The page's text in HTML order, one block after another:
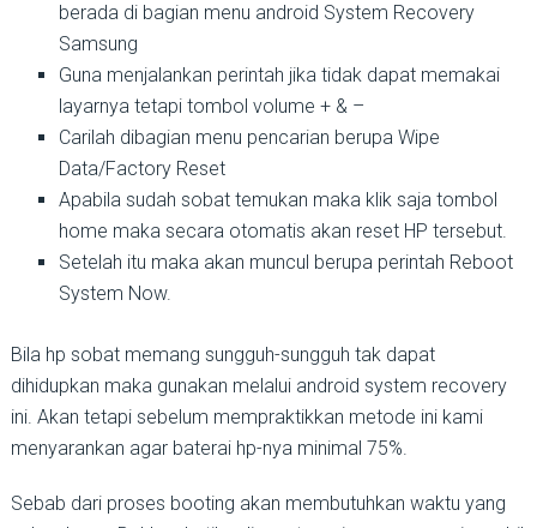
berada di bagian menu android System Recovery
Samsung
Guna menjalankan perintah jika tidak dapat memakai
layarnya tetapi tombol volume + & –
Carilah dibagian menu pencarian berupa Wipe
Data/Factory Reset
Apabila sudah sobat temukan maka klik saja tombol
home maka secara otomatis akan reset HP tersebut.
Setelah itu maka akan muncul berupa perintah Reboot
System Now.
Bila hp sobat memang sungguh-sungguh tak dapat
dihidupkan maka gunakan melalui android system recovery
ini. Akan tetapi sebelum mempraktikkan metode ini kami
menyarankan agar baterai hp-nya minimal 75%.
Sebab dari proses booting akan membutuhkan waktu yang